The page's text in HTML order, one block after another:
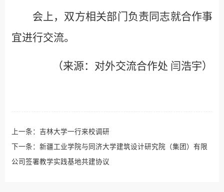
会上，双方相关部门负责同志就合作事
宜进行交流。
（来源：对外交流合作处 闫浩宇）
上一条： 吉林大学一行来校调研
下一条： 新疆工业学院与同济大学建筑设计研究院（集团）有限
公司签署教学实践基地共建协议